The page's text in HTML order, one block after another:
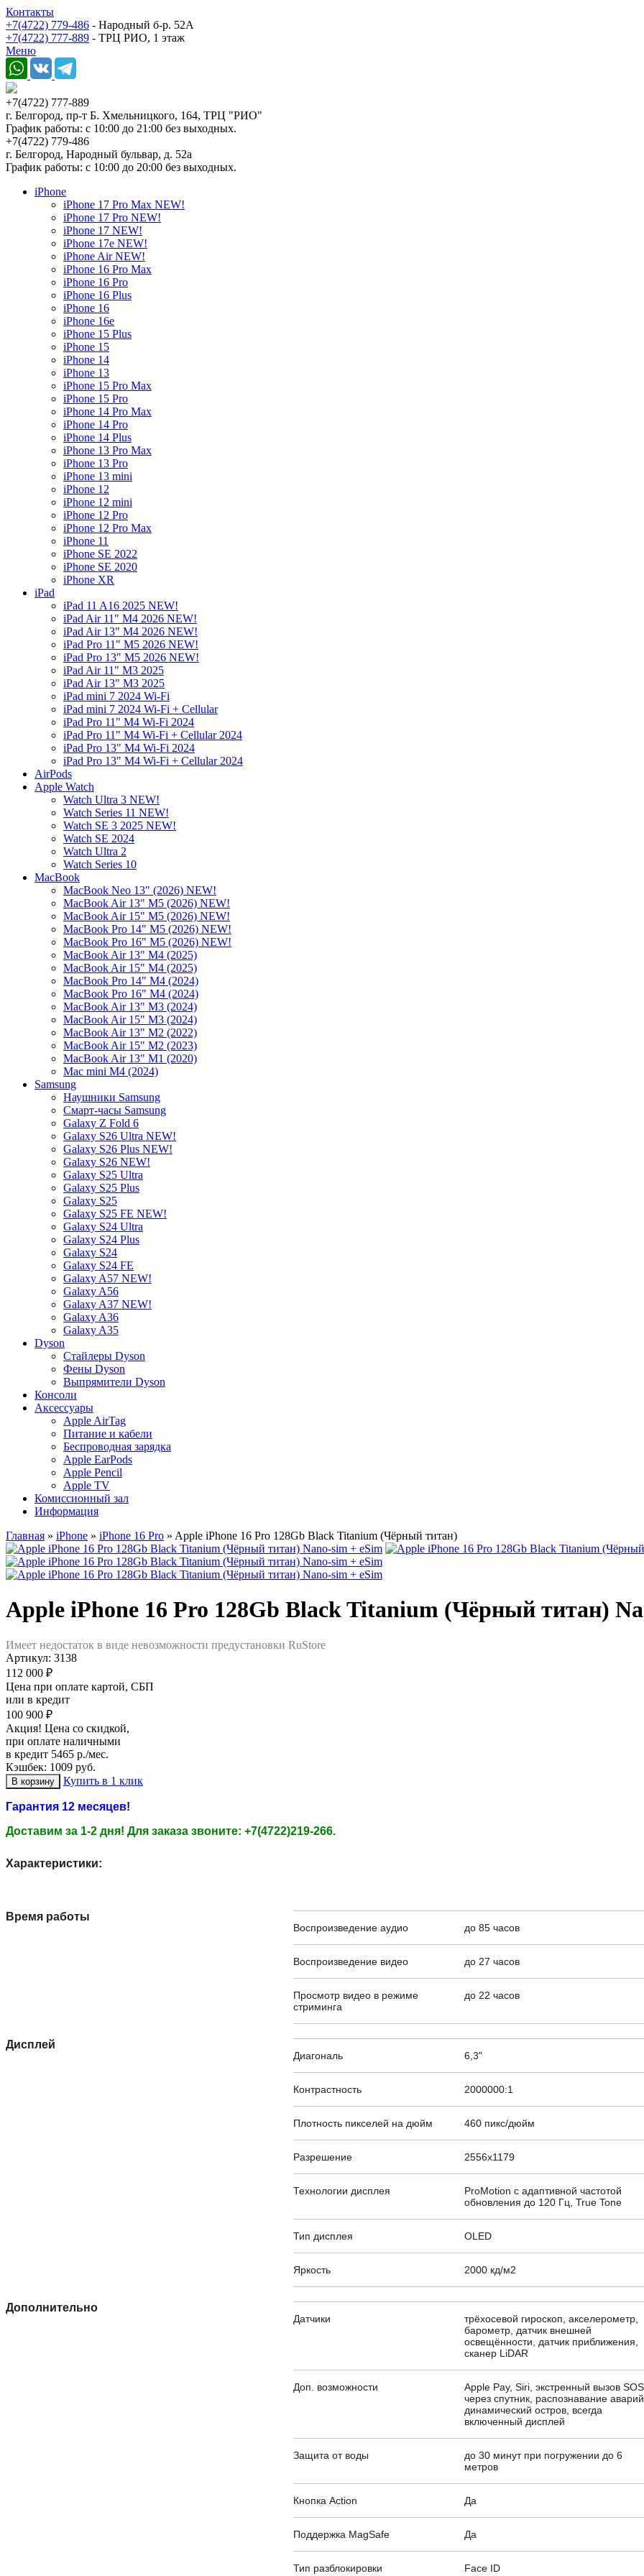
Контакты
+7(4722) 779-486 - Народный б-р. 52А
+7(4722) 777-889 - ТРЦ РИО, 1 этаж
Меню
+7(4722) 777-889
г. Белгород, пр-т Б. Хмельницкого, 164, ТРЦ "РИО"
График работы: с 10:00 до 21:00 без выходных.
+7(4722) 779-486
г. Белгород, Народный бульвар, д. 52а
График работы: с 10:00 до 20:00 без выходных.
iPhone
iPhone 17 Pro Max NEW!
iPhone 17 Pro NEW!
iPhone 17 NEW!
iPhone 17e NEW!
iPhone Air NEW!
iPhone 16 Pro Max
iPhone 16 Pro
iPhone 16 Plus
iPhone 16
iPhone 16e
iPhone 15 Plus
iPhone 15
iPhone 14
iPhone 13
iPhone 15 Pro Max
iPhone 15 Pro
iPhone 14 Pro Max
iPhone 14 Pro
iPhone 14 Plus
iPhone 13 Pro Max
iPhone 13 Pro
iPhone 13 mini
iPhone 12
iPhone 12 mini
iPhone 12 Pro
iPhone 12 Pro Max
iPhone 11
iPhone SE 2022
iPhone SE 2020
iPhone XR
iPad
iPad 11 A16 2025 NEW!
iPad Air 11" M4 2026 NEW!
iPad Air 13" M4 2026 NEW!
iPad Pro 11" M5 2026 NEW!
iPad Pro 13" M5 2026 NEW!
iPad Air 11" M3 2025
iPad Air 13" M3 2025
iPad mini 7 2024 Wi-Fi
iPad mini 7 2024 Wi-Fi + Cellular
iPad Pro 11" M4 Wi-Fi 2024
iPad Pro 11" M4 Wi-Fi + Cellular 2024
iPad Pro 13" M4 Wi-Fi 2024
iPad Pro 13" M4 Wi-Fi + Cellular 2024
AirPods
Apple Watch
Watch Ultra 3 NEW!
Watch Series 11 NEW!
Watch SE 3 2025 NEW!
Watch SE 2024
Watch Ultra 2
Watch Series 10
MacBook
MacBook Neo 13" (2026) NEW!
MacBook Air 13" M5 (2026) NEW!
MacBook Air 15" M5 (2026) NEW!
MacBook Pro 14" M5 (2026) NEW!
MacBook Pro 16" M5 (2026) NEW!
MacBook Air 13" M4 (2025)
MacBook Air 15" M4 (2025)
MacBook Pro 14" M4 (2024)
MacBook Pro 16" M4 (2024)
MacBook Air 13" M3 (2024)
MacBook Air 15" M3 (2024)
MacBook Air 13" M2 (2022)
MacBook Air 15" M2 (2023)
MacBook Air 13" M1 (2020)
Mac mini M4 (2024)
Samsung
Наушники Samsung
Смарт-часы Samsung
Galaxy Z Fold 6
Galaxy S26 Ultra NEW!
Galaxy S26 Plus NEW!
Galaxy S26 NEW!
Galaxy S25 Ultra
Galaxy S25 Plus
Galaxy S25
Galaxy S25 FE NEW!
Galaxy S24 Ultra
Galaxy S24 Plus
Galaxy S24
Galaxy S24 FE
Galaxy A57 NEW!
Galaxy A56
Galaxy A37 NEW!
Galaxy A36
Galaxy A35
Dyson
Стайлеры Dyson
Фены Dyson
Выпрямители Dyson
Консоли
Аксессуары
Apple AirTag
Питание и кабели
Беспроводная зарядка
Apple EarPods
Apple Pencil
Apple TV
Комиссионный зал
Информация
Главная » iPhone » iPhone 16 Pro » Apple iPhone 16 Pro 128Gb Black Titanium (Чёрный титан)
Apple iPhone 16 Pro 128Gb Black Titanium (Чёрный титан)
Имеет недостаток в виде невозможности предустановки RuStore
Артикул: 3138
112 000 ₽
Цена при оплате картой, СБП
или в кредит
100 900 ₽
Акция! Цена со скидкой,
при оплате наличными
в кредит 5465 р./мес.
Кэшбек: 1009 руб.
Купить в 1 клик
Гарантия 12 месяцев!
Доставим за 1-2 дня! Для заказа звоните: +7(4722)219-266.
Характеристики:
Время работы
Воспроизведение аудио до 85 часов
Воспроизведение видео до 27 часов
Просмотр видео в режиме
стриминга
до 22 часов
Дисплей
Диагональ 6,3"
Контрастность 2000000:1
Плотность пикселей на дюйм 460 пикс/дюйм
Разрешение 2556x1179
Технологии дисплея
ProMotion с адаптивной частотой
обновления до 120 Гц, True Tone
Тип дисплея OLED
Яркость 2000 кд/м2
Дополнительно
Датчики
трёхосевой гироскоп, акселерометр,
барометр, датчик внешней
освещённости, датчик приближения,
сканер LiDAR
Доп. возможности
Apple Pay, Siri, экстренный вызов SOS
через спутник, распознавание аварий,
динамический остров, всегда
включенный дисплей
Защита от воды
до 30 минут при погружении до 6
метров
Кнопка Action Да
Поддержка MagSafe Да
Тип разблокировки Face ID